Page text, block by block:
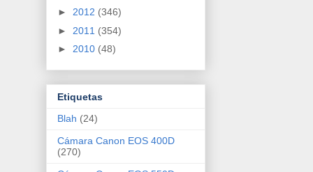
► 2012 (346)
► 2011 (354)
► 2010 (48)
Etiquetas
Blah (24)
Cámara Canon EOS 400D
(270)